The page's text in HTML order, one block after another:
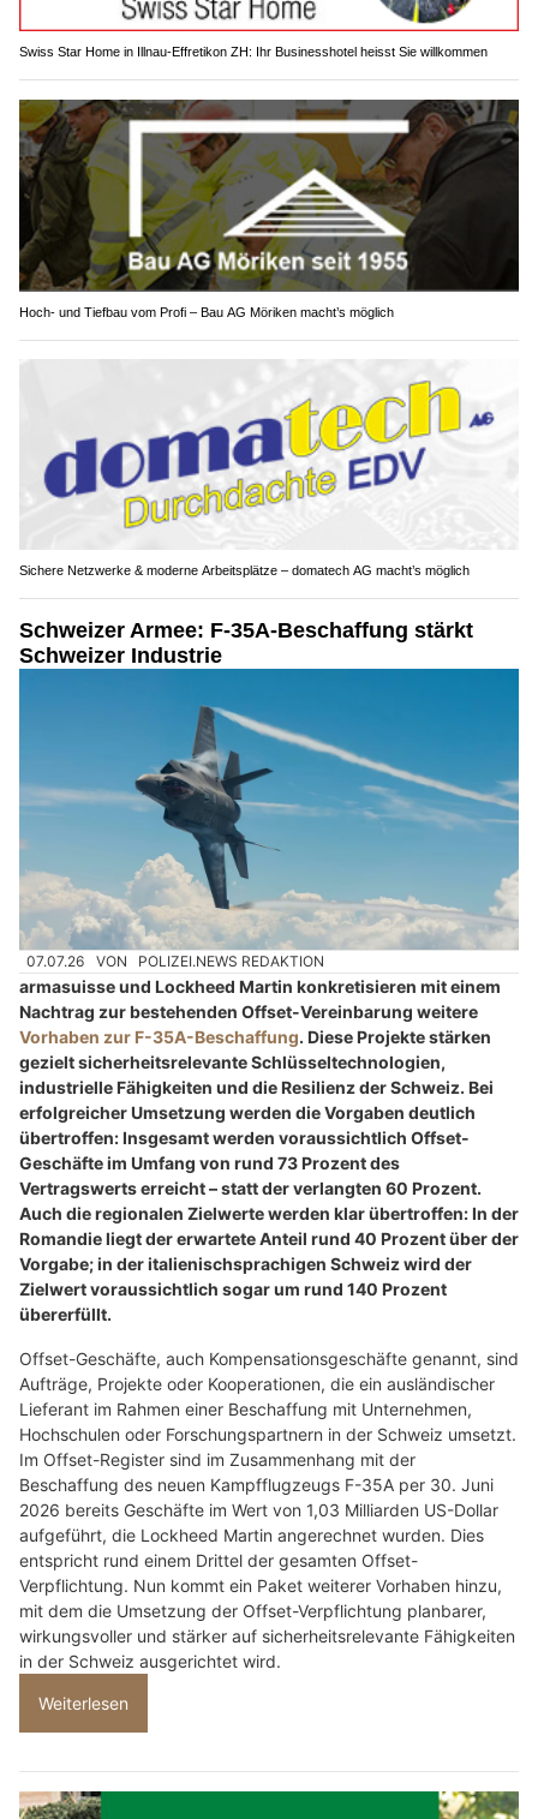
Swiss Star Home in Illnau-Effretikon ZH: Ihr Businesshotel heisst Sie willkommen
Hoch- und Tiefbau vom Profi – Bau AG Möriken macht’s möglich
Sichere Netzwerke & moderne Arbeitsplätze – domatech AG macht’s möglich
Schweizer Armee: F-35A-Beschaffung stärkt
Schweizer Industrie
07.07.26 VON POLIZEI.NEWS REDAKTION
armasuisse und Lockheed Martin konkretisieren mit einem
Nachtrag zur bestehenden Offset-Vereinbarung weitere
Vorhaben zur F-35A-Beschaffung. Diese Projekte stärken
gezielt sicherheitsrelevante Schlüsseltechnologien,
industrielle Fähigkeiten und die Resilienz der Schweiz. Bei
erfolgreicher Umsetzung werden die Vorgaben deutlich
übertroffen: Insgesamt werden voraussichtlich Offset-
Geschäfte im Umfang von rund 73 Prozent des
Vertragswerts erreicht – statt der verlangten 60 Prozent.
Auch die regionalen Zielwerte werden klar übertroffen: In der
Romandie liegt der erwartete Anteil rund 40 Prozent über der
Vorgabe; in der italienischsprachigen Schweiz wird der
Zielwert voraussichtlich sogar um rund 140 Prozent
übererfüllt.
Offset-Geschäfte, auch Kompensationsgeschäfte genannt, sind
Aufträge, Projekte oder Kooperationen, die ein ausländischer
Lieferant im Rahmen einer Beschaffung mit Unternehmen,
Hochschulen oder Forschungspartnern in der Schweiz umsetzt.
Im Offset-Register sind im Zusammenhang mit der
Beschaffung des neuen Kampfflugzeugs F-35A per 30. Juni
2026 bereits Geschäfte im Wert von 1,03 Milliarden US-Dollar
aufgeführt, die Lockheed Martin angerechnet wurden. Dies
entspricht rund einem Drittel der gesamten Offset-
Verpflichtung. Nun kommt ein Paket weiterer Vorhaben hinzu,
mit dem die Umsetzung der Offset-Verpflichtung planbarer,
wirkungsvoller und stärker auf sicherheitsrelevante Fähigkeiten
in der Schweiz ausgerichtet wird.
Weiterlesen